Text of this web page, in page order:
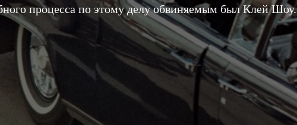
процесса по этому делу обвиняемым был Клей Шоу.